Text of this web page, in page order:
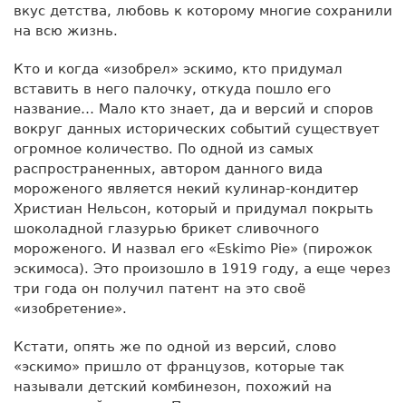
вкус детства, любовь к которому многие сохранили
на всю жизнь.
Кто и когда «изобрел» эскимо, кто придумал
вставить в него палочку, откуда пошло его
название… Мало кто знает, да и версий и споров
вокруг данных исторических событий существует
огромное количество. По одной из самых
распространенных, автором данного вида
мороженого является некий кулинар-кондитер
Христиан Нельсон, который и придумал покрыть
шоколадной глазурью брикет сливочного
мороженого. И назвал его «Eskimo Pie» (пирожок
эскимоса). Это произошло в 1919 году, а еще через
три года он получил патент на это своё
«изобретение».
Кстати, опять же по одной из версий, слово
«эскимо» пришло от французов, которые так
называли детский комбинезон, похожий на